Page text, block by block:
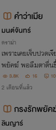
คำว่าเมีย
มนต์จันทร์
ดราม่า
เพราะเคยเจ็บปวดเ
พยัคฆ์ พอลืมตาตื่น
ยู่ที่จุดเริ่มต้นอีกครั้ง
และเมื่อไหร่ที่ผู้หญิงที่
3.8K 16 10
2 เดือนที่แล้ว
กรงรักพยัค
ลินญาร์